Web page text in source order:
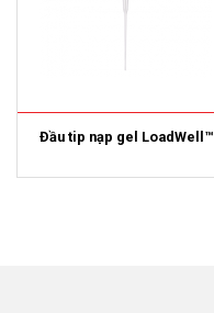
Đầu tip nạp gel LoadWell™